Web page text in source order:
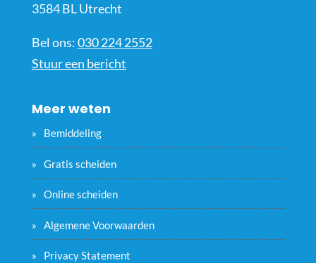
3584 BL Utrecht
Bel ons:030 224 2552
Stuur een bericht
Meer weten
Bemiddeling
Gratis scheiden
Online scheiden
Algemene Voorwaarden
Privacy Statement